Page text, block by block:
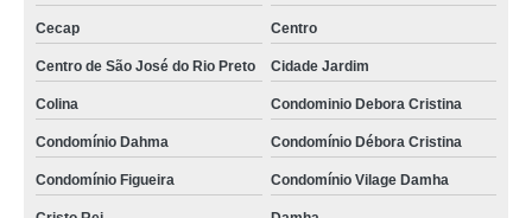
Cecap Centro
Centro de São José do Rio Preto Cidade Jardim
Colina Condominio Debora Cristina
Condomínio Dahma Condomínio Débora Cristina
Condomínio Figueira Condomínio Vilage Damha